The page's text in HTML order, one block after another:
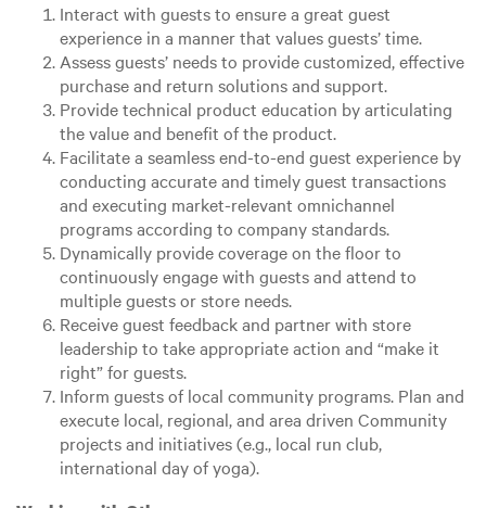
Interact with guests to ensure a great guest
experience in a manner that values guests’ time.
Assess guests’ needs to provide customized, effective
purchase and return solutions and support.
Provide technical product education by articulating
the value and benefit of the product.
Facilitate a seamless end-to-end guest experience by
conducting accurate and timely guest transactions
and executing market-relevant omnichannel
programs according to company standards.
Dynamically provide coverage on the floor to
continuously engage with guests and attend to
multiple guests or store needs.
Receive guest feedback and partner with store
leadership to take appropriate action and “make it
right” for guests.
Inform guests of local community programs. Plan and
execute local, regional, and area driven Community
projects and initiatives (e.g., local run club,
international day of yoga).